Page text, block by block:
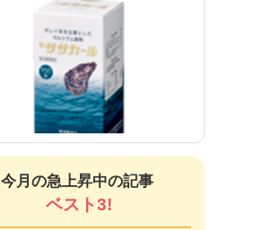
新ササカール（錠剤）
今月の急上昇中の記事
ベスト3!